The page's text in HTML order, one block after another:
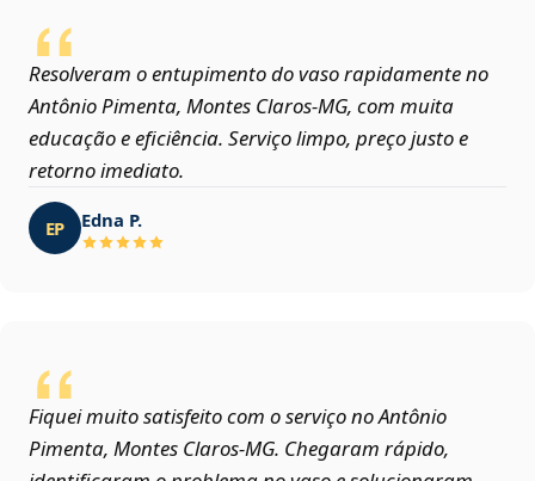
Resolveram o entupimento do vaso rapidamente no
Antônio Pimenta, Montes Claros‑MG, com muita
educação e eficiência. Serviço limpo, preço justo e
retorno imediato.
EP Edna P.
Fiquei muito satisfeito com o serviço no Antônio
Pimenta, Montes Claros‑MG. Chegaram rápido,